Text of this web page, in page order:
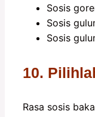
Sosis
Sosis
Sosis
10.
Rasa sosis